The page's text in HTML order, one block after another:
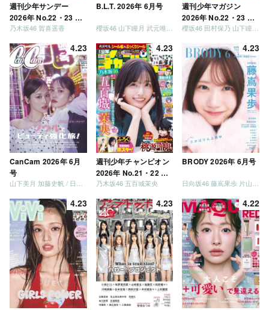
週刊少年サンデー
2026年 No.22・23 合
併号
乃木坂46 賀喜遥香
B.L.T. 2026年 6月号
櫻坂46 山下瞳月 武元唯衣 / 乃木坂46 海邉朱莉
週刊少年マガジン
2026年 No.22・23 合
併号
櫻坂46 田村保乃 山下瞳月 山川宇衣
4.23
CanCam 2026年 6月
号
山下美月 加藤史帆 / 日向坂46 大野愛実
4.23
週刊少年チャンピオン
2026年 No.21・22 合
併号
乃木坂46 五百城茉央
4.23
BRODY 2026年 6月号
日向坂46 藤嶌果歩 片山紗希 松尾桜 金村美玖 髙橋未来虹
4.23 4.23 4.22